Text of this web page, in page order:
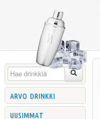
arvo drinkki
uusimmat